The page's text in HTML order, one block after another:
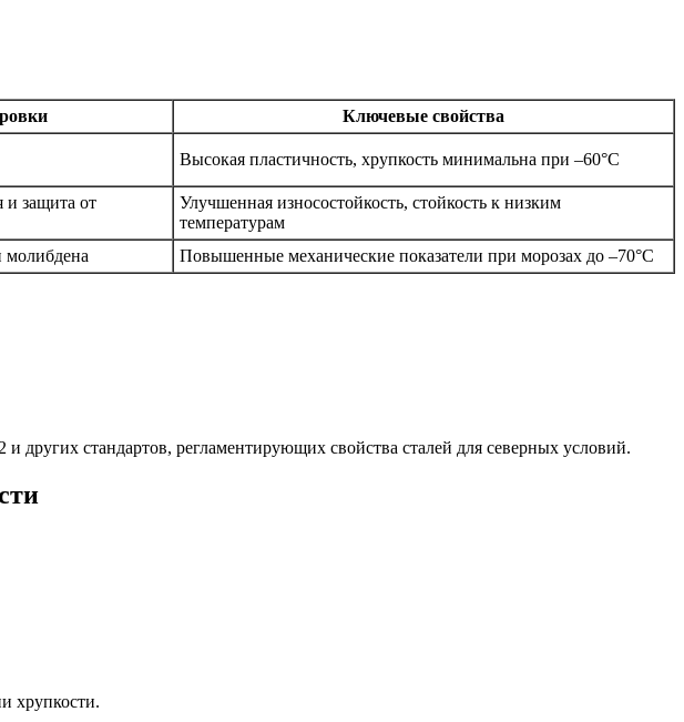
Ключевые свойства
Высокая пластичность, хрупкость минимальна при –60°C
и защита от
Улучшенная износостойкость, стойкость к низким
температурам
молибдена Повышенные механические показатели при морозах до –70°C
стандартов, регламентирующих свойства сталей для северных условий.
хрупкости.